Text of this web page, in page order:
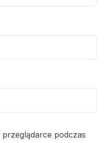
przeglądarce podczas